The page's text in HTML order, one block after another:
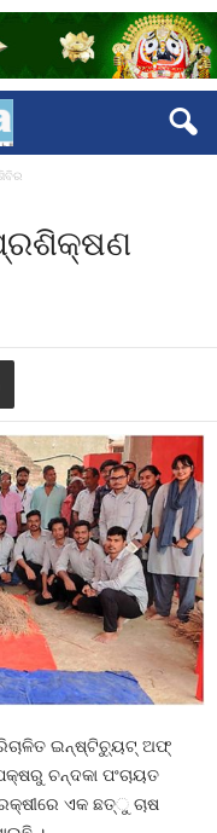
ଇନ୍‌ଷ୍ଟିଚ୍ୟୁଟ୍ ଅଫ୍
ଚନ୍ଦକା ପଂଚାୟତ
ଏକ ଛତ୍‌ୁ ଚାଷ